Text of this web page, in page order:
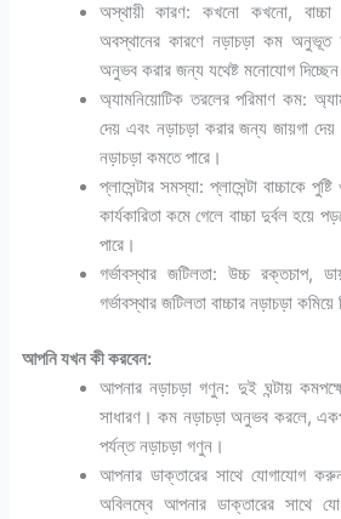
অস্থায়ী কারণ: কখনো কখনো, বাচ্চা
অবস্থানের কারণে নড়াচড়া কম অনুভূত
অনুভব করার জন্য যথেষ্ট মনোযোগ দিচ্ছেন
অ্যামনিয়োটিক তরলের পরিমাণ কম:
দেয় এবং নড়াচড়া করার জন্য জায়গা
নড়াচড়া কমতে পারে।
প্লাসেন্টার সমস্যা: প্লাসেন্টা বাচ্চাকে
কার্যকারিতা কমে গেলে বাচ্চা দুর্বল হয়ে
পারে।
গর্ভাবস্থার জটিলতা: উচ্চ রক্তচাপ,
গর্ভাবস্থার জটিলতা বাচ্চার নড়াচড়া কমিয়ে
আপনি যখন কী করবেন:
আপনার নড়াচড়া গণুন: দুই ঘন্টায়
সাধারণ। কম নড়াচড়া অনুভব করলে,
পর্যন্ত নড়াচড়া গণুন।
আপনার ডাক্তারের সাথে যোগাযোগ
অবিলম্বে আপনার ডাক্তারের সাথে